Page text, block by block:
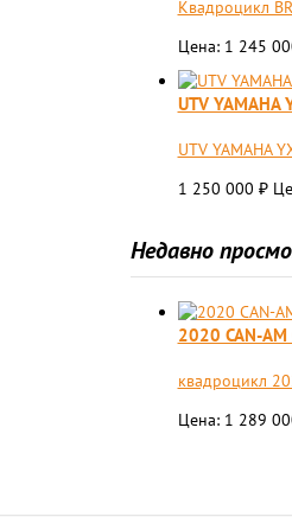
Квадроцикл
Цена: 1 245
UTV YAMAHA
UTV YAMAHA
1 250 000 ₽
Недавно
2020 CAN-
квадроцикл
Цена: 1 289